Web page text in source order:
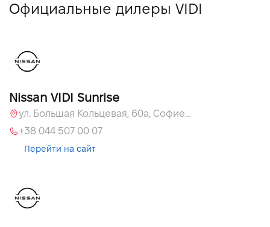
Официальные дилеры VIDI
Nissan VIDI Sunrise
ул. Большая Кольцевая, 60а, Софиевская Борщаговка, Киевская обл.
+38 044 507 00 07
Перейти на сайт